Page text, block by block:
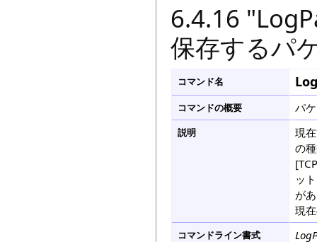
6.4.16
保存するパ
コマンド名
コマンドの概要 パ
説明
現
の
ッ
が
現
コマンドライン書式